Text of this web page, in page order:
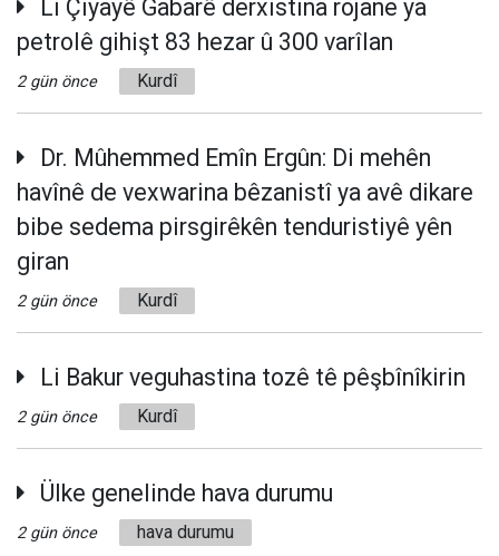
Li Çiyayê Gabarê derxistina rojane ya
petrolê gihişt 83 hezar û 300 varîlan
2 gün önce Kurdî
Dr. Mûhemmed Emîn Ergûn: Di mehên
havînê de vexwarina bêzanistî ya avê dikare
bibe sedema pirsgirêkên tenduristiyê yên
giran
2 gün önce Kurdî
Li Bakur veguhastina tozê tê pêşbînîkirin
2 gün önce Kurdî
Ülke genelinde hava durumu
2 gün önce hava durumu